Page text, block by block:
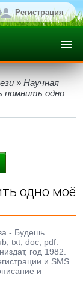
Регистрация
» Научная
помнить одно
одно моё
- Будешь
txt, doc, pdf.
год 1982.
и SMS
и